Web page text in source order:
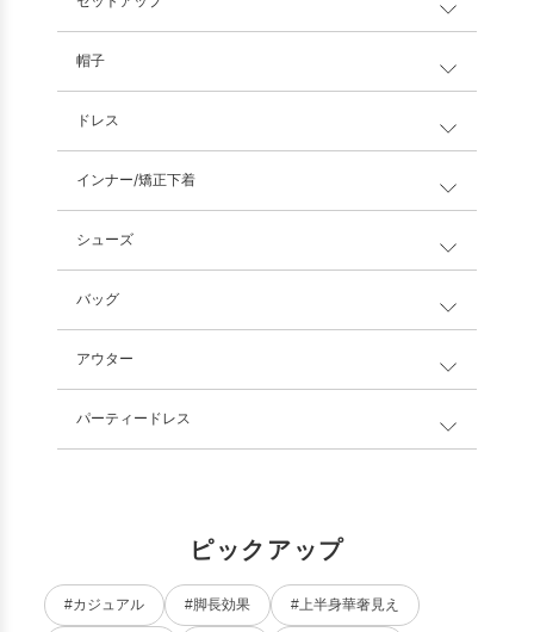
帽子
ドレス
インナー/矯正下着
シューズ
バッグ
アウター
パーティードレス
ピックアップ
#カジュアル #脚長効果 #上半身華奢見え